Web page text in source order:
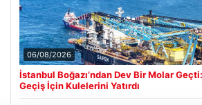
06/08/2026
İstanbul Boğazı’ndan Dev Bir Molar
Geçiş İçin Kulelerini Yatırdı